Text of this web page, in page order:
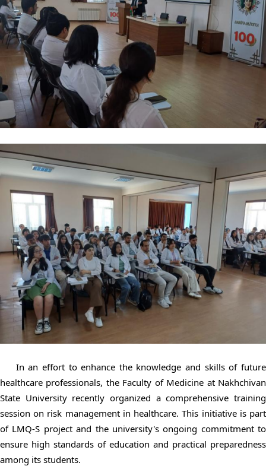
In an effort to enhance the knowledge and skills of future
healthcare professionals, the Faculty of Medicine at Nakhchivan
State University recently organized a comprehensive training
session on risk management in healthcare. This initiative is part
of LMQ-S project and the university's ongoing commitment to
ensure high standards of education and practical preparedness
among its students.